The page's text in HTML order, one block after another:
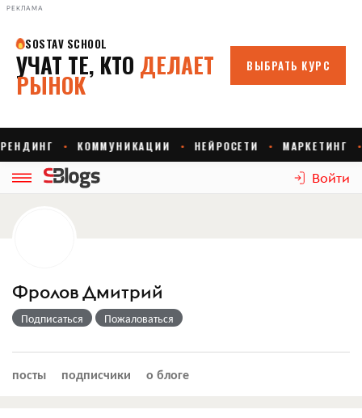
РЕКЛАМА
Войти
Фролов Дмитрий
Подписаться Пожаловаться
посты подписчики о блоге